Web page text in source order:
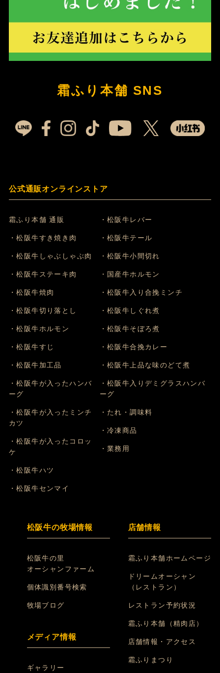
霜ふり本舗 SNS
公式通販オンラインストア
霜ふり本舗 通販
・松阪牛すき焼き肉
・松阪牛しゃぶしゃぶ肉
・松阪牛ステーキ肉
・松阪牛焼肉
・松阪牛切り落とし
・松阪牛ホルモン
・松阪牛すじ
・松阪牛加工品
・松阪牛が入ったハンバ
ーグ
・松阪牛が入ったミンチ
カツ
・松阪牛が入ったコロッ
ケ
・松阪牛ハツ
・松阪牛センマイ
・松阪牛レバー
・松阪牛テール
・松阪牛小間切れ
・国産牛ホルモン
・松阪牛入り合挽ミンチ
・松阪牛しぐれ煮
・松阪牛そぼろ煮
・松阪牛合挽カレー
・松阪牛上品な味のどて煮
・松阪牛入りデミグラスハンバ
ーグ
・たれ・調味料
・冷凍商品
・業務用
松阪牛の牧場情報
松阪牛の里
オーシャンファーム
個体識別番号検索
牧場ブログ
メディア情報
ギャラリー
店舗情報
霜ふり本舗ホームページ
ドリームオーシャン
（レストラン）
レストラン予約状況
霜ふり本舗（精肉店）
店舗情報・アクセス
霜ふりまつり